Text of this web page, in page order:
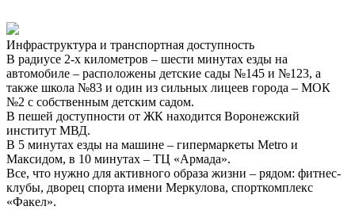
Инфраструктура и транспортная доступность
В радиусе 2-х километров – шести минутах езды на
автомобиле – расположены детские сады №145 и №123, а
также школа №83 и один из сильных лицеев города – МОК
№2 с собственным детским садом.
В пешей доступности от ЖК находится Воронежский
институт МВД.
В 5 минутах езды на машине – гипермаркеты Metro и
Максидом, в 10 минутах – ТЦ «Армада».
Все, что нужно для активного образа жизни – рядом: фитнес-
клубы, дворец спорта имени Меркулова, спорткомплекс
«Факел».